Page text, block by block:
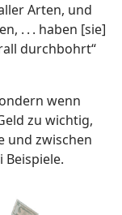
Arten, und
. . . haben [sie]
durchbohrt“
wenn
zu wichtig,
und zwischen